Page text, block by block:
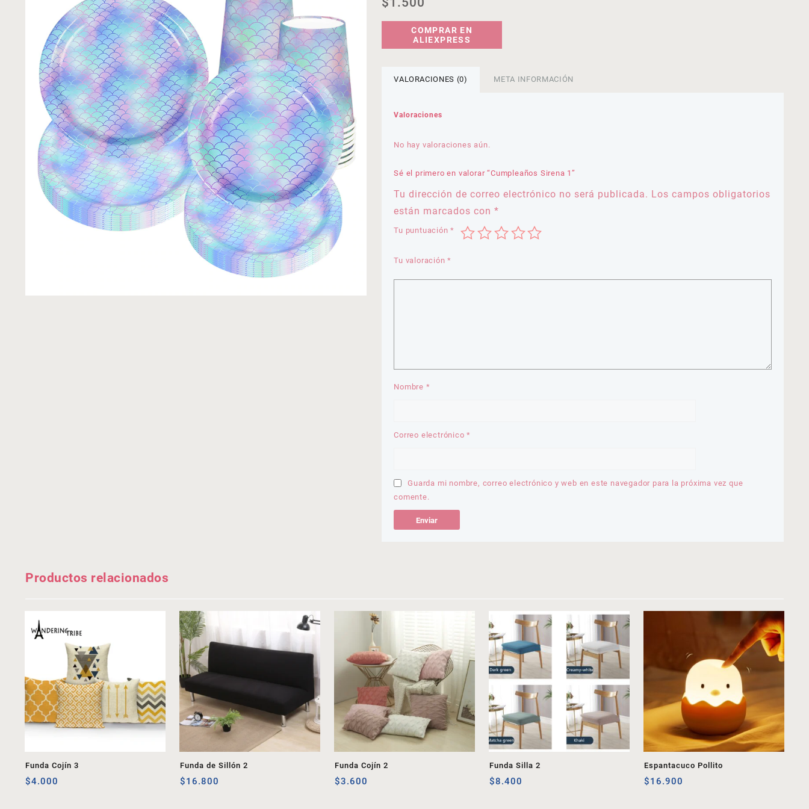
COMPRAR EN
ALIEXPRESS
VALORACIONES (0) META INFORMACIÓN
Valoraciones
No hay valoraciones aún.
Sé el primero en valorar “Cumpleaños Sirena 1”
Tu dirección de correo electrónico no será publicada. Los campos obligatorios
están marcados con*
Tu puntuación*
Tu valoración*
Nombre *
Correo electrónico*
Guarda mi nombre, correo electrónico y web en este navegador para la próxima vez que
comente.
Productos relacionados
Funda Cojín 3
$4.000
Funda de Sillón 2
$16.800
Funda Cojín 2
$3.600
Funda Silla 2
$8.400
Espantacuco Pollito
$16.900